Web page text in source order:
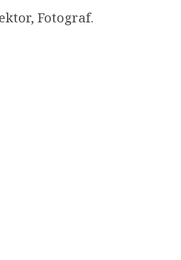
Fotograf.